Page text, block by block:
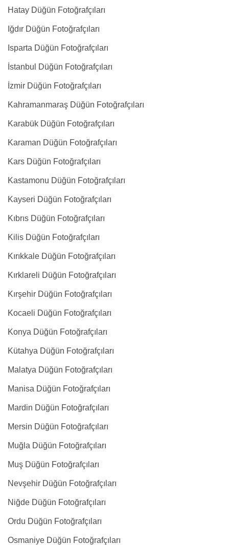
Hatay Düğün Fotoğrafçıları
Iğdır Düğün Fotoğrafçıları
Isparta Düğün Fotoğrafçıları
İstanbul Düğün Fotoğrafçıları
İzmir Düğün Fotoğrafçıları
Kahramanmaraş Düğün Fotoğrafçıları
Karabük Düğün Fotoğrafçıları
Karaman Düğün Fotoğrafçıları
Kars Düğün Fotoğrafçıları
Kastamonu Düğün Fotoğrafçıları
Kayseri Düğün Fotoğrafçıları
Kıbrıs Düğün Fotoğrafçıları
Kilis Düğün Fotoğrafçıları
Kırıkkale Düğün Fotoğrafçıları
Kırklareli Düğün Fotoğrafçıları
Kırşehir Düğün Fotoğrafçıları
Kocaeli Düğün Fotoğrafçıları
Konya Düğün Fotoğrafçıları
Kütahya Düğün Fotoğrafçıları
Malatya Düğün Fotoğrafçıları
Manisa Düğün Fotoğrafçıları
Mardin Düğün Fotoğrafçıları
Mersin Düğün Fotoğrafçıları
Muğla Düğün Fotoğrafçıları
Muş Düğün Fotoğrafçıları
Nevşehir Düğün Fotoğrafçıları
Niğde Düğün Fotoğrafçıları
Ordu Düğün Fotoğrafçıları
Osmaniye Düğün Fotoğrafçıları